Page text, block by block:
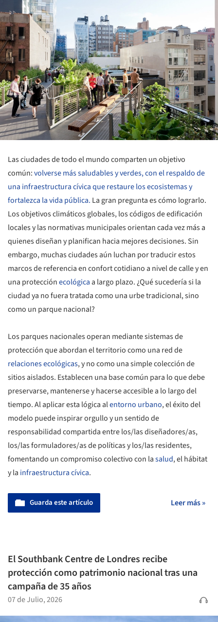
Las ciudades de todo el mundo comparten un objetivo
común:volverse más saludables y verdes, con el respaldo de
una infraestructura cívica que restaure los ecosistemas y
fortalezca la vida pública. La gran pregunta es cómo lograrlo.
Los objetivos climáticos globales, los códigos de edificación
locales y las normativas municipales orientan cada vez más a
quienes diseñan y planifican hacia mejores decisiones. Sin
embargo, muchas ciudades aún luchan por traducir estos
marcos de referencia en confort cotidiano a nivel de calle y en
una protecciónecológica a largo plazo. ¿Qué sucedería si la
ciudad ya no fuera tratada como una urbe tradicional, sino
como un parque nacional?
Los parques nacionales operan mediante sistemas de
protección que abordan el territorio como una red de
relaciones ecológicas, y no como una simple colección de
sitios aislados. Establecen una base común para lo que debe
preservarse, mantenerse y hacerse accesible a lo largo del
tiempo. Al aplicar esta lógica alentorno urbano, el éxito del
modelo puede inspirar orgullo y un sentido de
responsabilidad compartida entre los/las diseñadores/as,
los/las formuladores/as de políticas y los/las residentes,
fomentando un compromiso colectivo con lasalud, el hábitat
y la infraestructura cívica.
Guarda este artículo Leer más »
El Southbank Centre de Londres recibe
protección como patrimonio nacional tras una
campaña de 35 años
07 de Julio, 2026